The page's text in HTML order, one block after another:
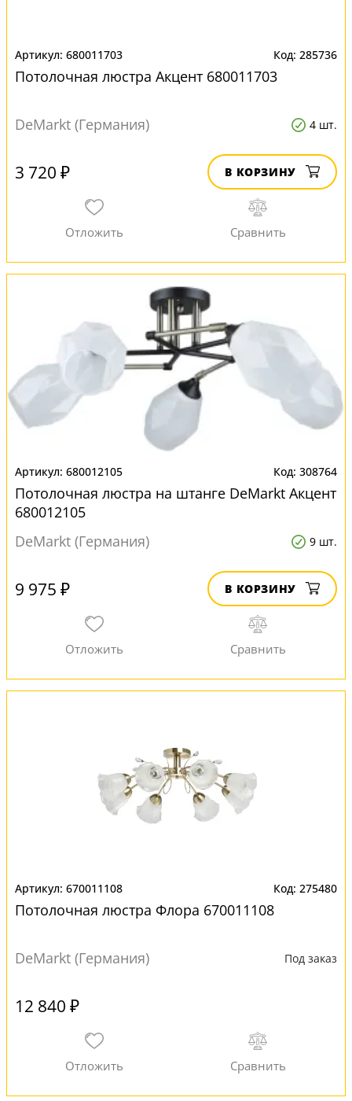
680011703 285736
Потолочная люстра Акцент 680011703
DeMarkt (Германия) 4 шт.
3 720 ₽ В КОРЗИНУ
680012105 308764
Потолочная люстра на штанге DeMarkt Акцент
680012105
DeMarkt (Германия)
9 шт.
9 975 ₽ В КОРЗИНУ
670011108 275480
Потолочная люстра Флора 670011108
DeMarkt (Германия) Под заказ
12 840 ₽